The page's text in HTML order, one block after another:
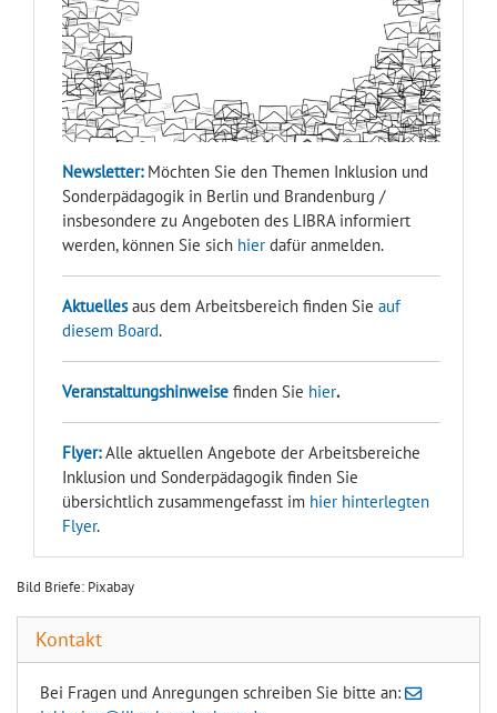
Newsletter: Möchten Sie den Themen Inklusion und
Sonderpädagogik in Berlin und Brandenburg /
insbesondere zu Angeboten des LIBRA informiert
werden, können Sie sich hier dafür anmelden.
Aktuellesaus dem Arbeitsbereich finden Sie auf
diesem Board.
Veranstaltungshinweise finden Sie hier.
Flyer:Alle aktuellen Angebote der Arbeitsbereiche
Inklusion und Sonderpädagogik finden Sie
übersichtlich zusammengefasst im hier hinterlegten
Flyer.
Bild Briefe: Pixabay
Kontakt
Bei Fragen und Anregungen schreiben Sie bitte an: